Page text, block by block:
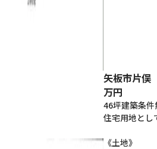
矢板市片
万円
46坪建築条件
住宅用地と
《土地》